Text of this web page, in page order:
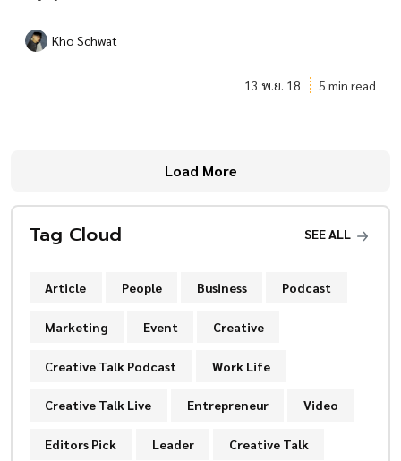
Kho Schwat
13 พ.ย. 18 5 min read
Load More
Tag Cloud SEE ALL
Article People Business Podcast
Marketing Event Creative
Creative Talk Podcast Work Life
Creative Talk Live Entrepreneur Video
Editors Pick Leader Creative Talk